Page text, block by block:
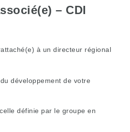
– CDI
à un directeur régional
développement de votre
définie par le groupe en